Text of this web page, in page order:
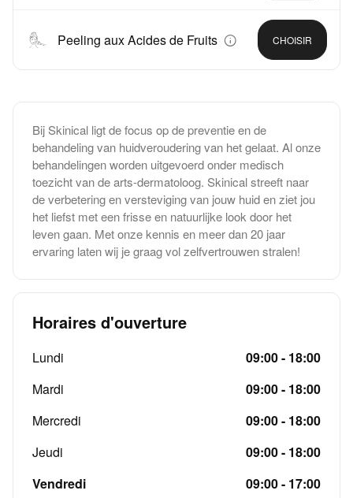
Peeling aux Acides de Fruits CHOISIR
Bij Skinical ligt de focus op de preventie en de
behandeling van huidveroudering van het gelaat. Al onze
behandelingen worden uitgevoerd onder medisch
toezicht van de arts-dermatoloog. Skinical streeft naar
de verbetering en versteviging van jouw huid en ziet jou
het liefst met een frisse en natuurlijke look door het
leven gaan. Met onze kennis en meer dan 20 jaar
ervaring laten wij je graag vol zelfvertrouwen stralen!
Horaires d'ouverture
Lundi
09:00 - 18:00
Mardi
09:00 - 18:00
Mercredi
09:00 - 18:00
Jeudi
09:00 - 18:00
Vendredi
09:00 - 17:00